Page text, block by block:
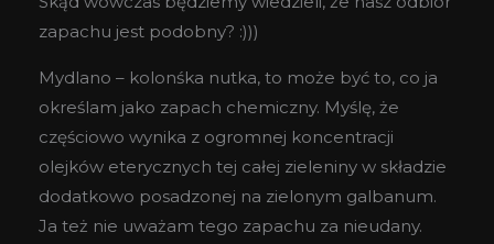
zapachu jest podobny? :)))
Mydlano – kolonśka nutka, to może być to, co ja
określam jako zapach chemiczny. Myślę, że
częściowo wynika z ogromnej koncentracji
olejków eterycznych tej całej zieleniny w składzie
dodatkowo posadzonej na zielonym galbanum.
Ja też nie uważam tego zapachu za nieudany.